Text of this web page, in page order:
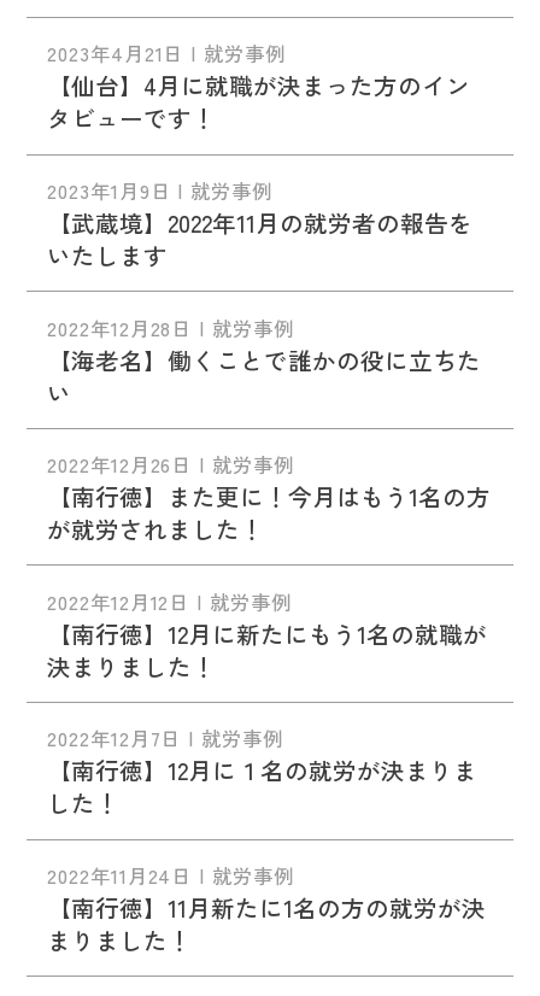
2023年4月21日 | 就労事例
【仙台】4月に就職が決まった方のイン
タビューです！
2023年1月9日 | 就労事例
【武蔵境】2022年11月の就労者の報告を
いたします
2022年12月28日 | 就労事例
【海老名】働くことで誰かの役に立ちた
い
2022年12月26日 | 就労事例
【南行徳】また更に！今月はもう1名の方
が就労されました！
2022年12月12日 | 就労事例
【南行徳】12月に新たにもう1名の就職が
決まりました！
2022年12月7日 | 就労事例
【南行徳】12月に１名の就労が決まりま
した！
2022年11月24日 | 就労事例
【南行徳】11月新たに1名の方の就労が決
まりました！